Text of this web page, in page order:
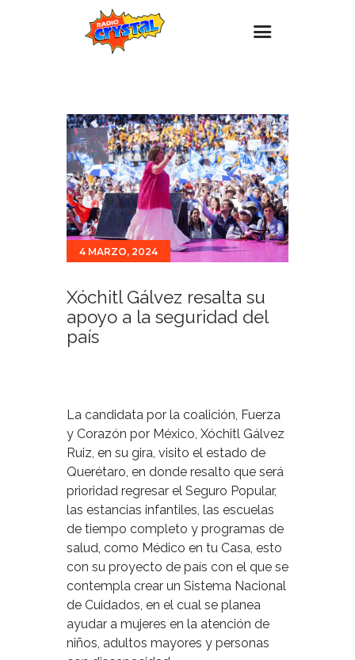
Estaciones
Eventos
Promociones
Noticias
Para ti
Contacto
4 MARZO, 2024
Xóchitl Gálvez resalta su
apoyo a la seguridad del
país
La candidata por la coalición, Fuerza
y Corazón por México, Xóchitl Gálvez
Ruiz, en su gira, visito el estado de
Querétaro, en donde resalto que será
prioridad regresar el Seguro Popular,
las estancias infantiles, las escuelas
de tiempo completo y programas de
salud, como Médico en tu Casa, esto
con su proyecto de país con el que se
contempla crear un Sistema Nacional
de Cuidados, en el cual se planea
ayudar a mujeres en la atención de
niños, adultos mayores y personas